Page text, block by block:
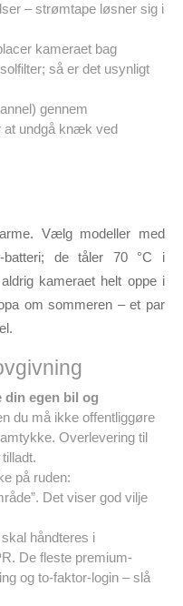
– strømtape løsner sig i
kameraet bag
så er det usynligt
gennem
at undgå knæk ved
Vælg modeller med
batteri; de tåler 70 °C i
kameraet helt oppe i
om sommeren – et par
din egen bil og
du må ikke offentliggøre
Overlevering til
på ruden:
Det viser god vilje
håndteres i
De fleste premium-
og to-faktor-login – slå